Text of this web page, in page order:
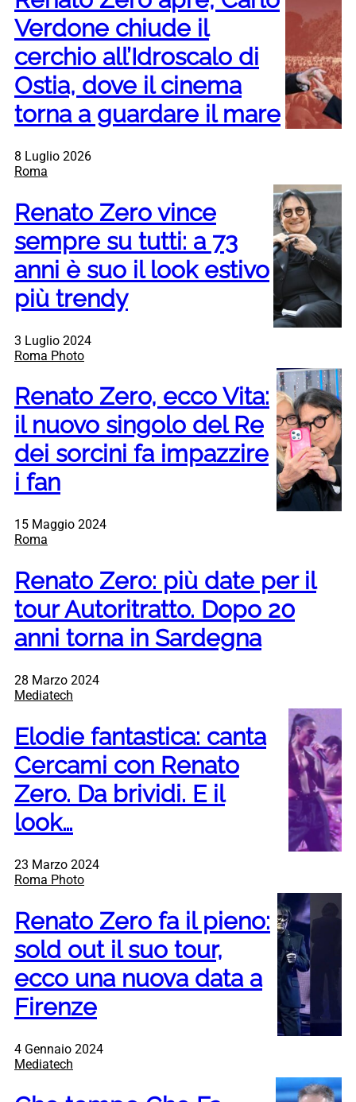
Verdone chiude il
cerchio all’Idroscalo di
Ostia, dove il cinema
torna a guardare il mare
8 Luglio 2026
Roma
Renato Zero vince
sempre su tutti: a 73
anni è suo il look estivo
più trendy
3 Luglio 2024
Roma Photo
Renato Zero, ecco Vita:
il nuovo singolo del Re
dei sorcini fa impazzire
i fan
15 Maggio 2024
Roma
Renato Zero: più date per il
tour Autoritratto. Dopo 20
anni torna in Sardegna
28 Marzo 2024
Mediatech
Elodie fantastica: canta
Cercami con Renato
Zero. Da brividi. E il
look…
23 Marzo 2024
Roma Photo
Renato Zero fa il pieno:
sold out il suo tour,
ecco una nuova data a
Firenze
4 Gennaio 2024
Mediatech